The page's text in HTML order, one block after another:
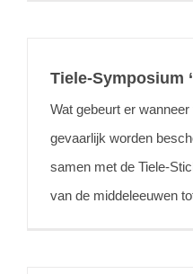
Tiele-Symposium
Wat gebeurt er
gevaarlijk worden
samen met de Tiele-
van de middeleeuwen